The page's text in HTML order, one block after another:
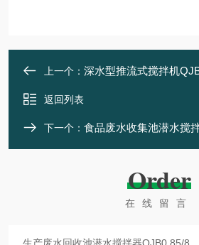
上一个： 深水型推流式搅拌机
返回列表
下一个： 食品废水收集池潜水搅
Order
在线留言